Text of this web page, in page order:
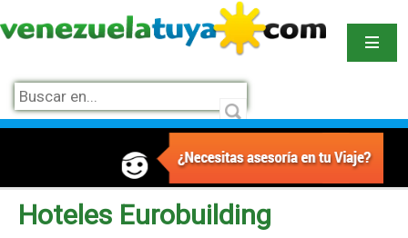
Hoteles Eurobuilding